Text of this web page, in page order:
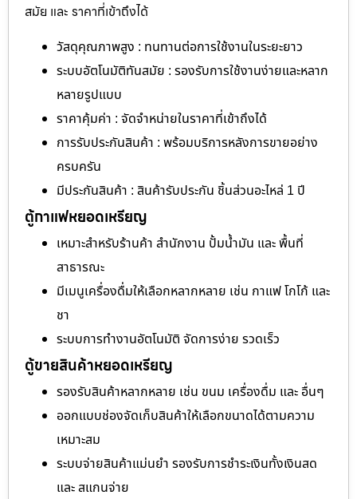
สมัย และ ราคาที่เข้าถึงได้
วัสดุคุณภาพสูง : ทนทานต่อการใช้งานในระยะยาว
ระบบอัตโนมัติทันสมัย : รองรับการใช้งานง่ายและหลาก
หลายรูปแบบ
ราคาคุ้มค่า : จัดจำหน่ายในราคาที่เข้าถึงได้
การรับประกันสินค้า : พร้อมบริการหลังการขายอย่าง
ครบครัน
มีประกันสินค้า : สินค้ารับประกัน ชิ้นส่วนอะไหล่ 1 ปี
ตู้กาแฟหยอดเหรียญ
เหมาะสำหรับร้านค้า สำนักงาน ปั้มน้ำมัน และ พื้นที่
สาธารณะ
มีเมนูเครื่องดื่มให้เลือกหลากหลาย เช่น กาแฟ โกโก้ และ
ชา
ระบบการทำงานอัตโนมัติ จัดการง่าย รวดเร็ว
ตู้ขายสินค้าหยอดเหรียญ
รองรับสินค้าหลากหลาย เช่น ขนม เครื่องดื่ม และ อื่นๆ
ออกแบบช่องจัดเก็บสินค้าให้เลือกขนาดได้ตามความ
เหมาะสม
ระบบจ่ายสินค้าแม่นยำ รองรับการชำระเงินทั้งเงินสด
และ สแกนจ่าย